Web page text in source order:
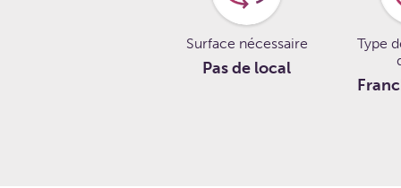
Surface nécessaire
Pas de local
Type